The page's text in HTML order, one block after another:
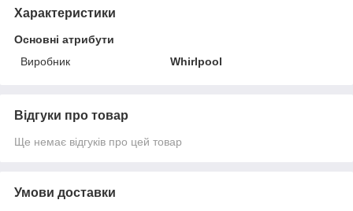
Характеристики
Основні атрибути
Виробник
Whirlpool
Відгуки про товар
Ще немає відгуків про цей товар
Умови доставки